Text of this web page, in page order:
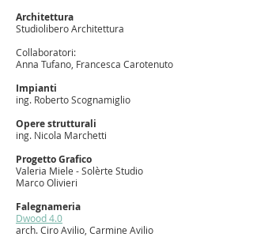
Architettura
Studiolibero Architettura
Collaboratori:
Anna Tufano, Francesca Carotenuto
Impianti
ing. Roberto Scognamiglio
Opere strutturali
ing. Nicola Marchetti
Progetto Grafico
Valeria Miele - Solèrte Studio
Marco Olivieri
Falegnameria
Dwood 4.0
arch. Ciro Avilio, Carmine Avilio